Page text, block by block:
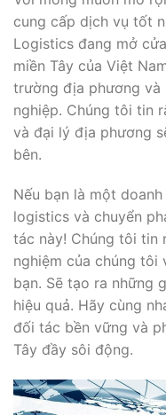
cung cấp dịch vụ tốt
Logistics đang mở
miền Tây của Việt
trường địa phương và
nghiệp. Chúng tôi tin
và đại lý địa phương
bên.
Nếu bạn là một
logistics và chuyển
tác này! Chúng tôi tin
nghiệm của chúng tôi
bạn. Sẽ tạo ra những
hiệu quả. Hãy cùng
đối tác bền vững và
Tây đầy sôi động.